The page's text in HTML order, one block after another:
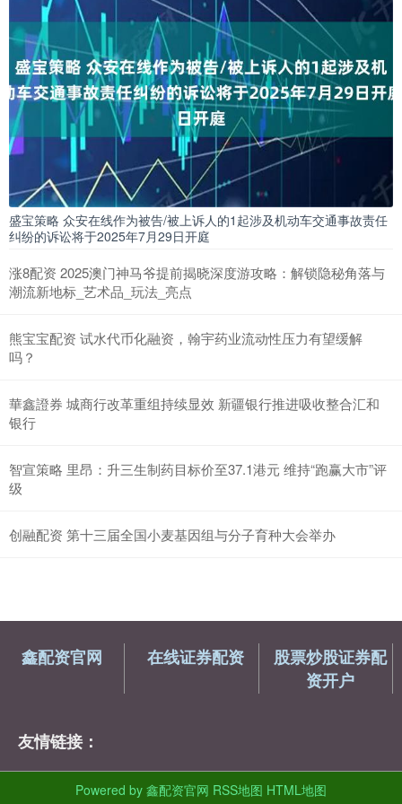
盛宝策略 众安在线作为被告/被上诉人的1起涉及机动车交通事故责任
纠纷的诉讼将于2025年7月29日开庭
涨8配资 2025澳门神马爷提前揭晓深度游攻略：解锁隐秘角落与
潮流新地标_艺术品_玩法_亮点
熊宝宝配资 试水代币化融资，翰宇药业流动性压力有望缓解
吗？
華鑫證券 城商行改革重组持续显效 新疆银行推进吸收整合汇和
银行
智宣策略 里昂：升三生制药目标价至37.1港元 维持“跑赢大市”评
级
创融配资 第十三届全国小麦基因组与分子育种大会举办
鑫配资官网 在线证券配资
股票炒股证券配
资开户
友情链接：
Powered by 鑫配资官网 RSS地图 HTML地图